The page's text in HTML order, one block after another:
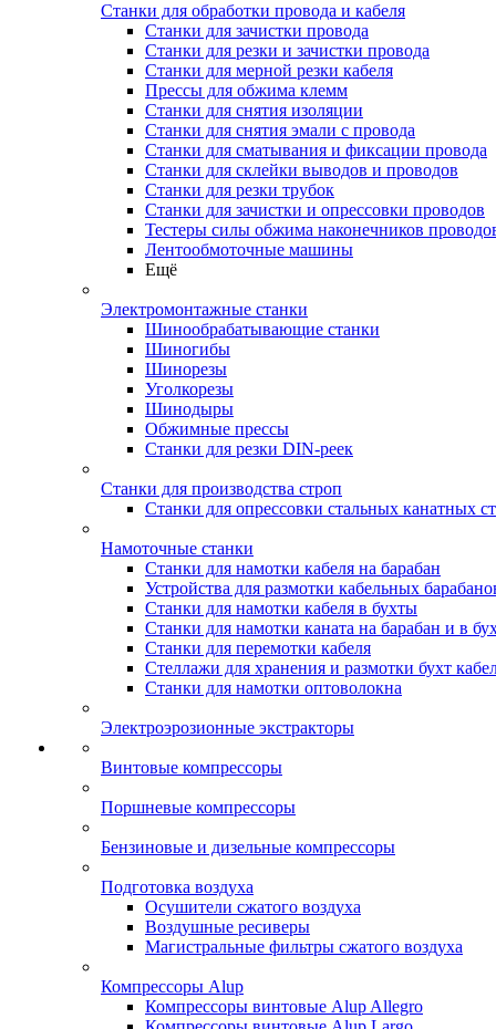
Станки для обработки провода и кабеля
Станки для зачистки провода
Станки для резки и зачистки провода
Станки для мерной резки кабеля
Прессы для обжима клемм
Станки для снятия изоляции
Станки для снятия эмали с провода
Станки для сматывания и фиксации провода
Станки для склейки выводов и проводов
Станки для резки трубок
Станки для зачистки и опрессовки проводов
Тестеры силы обжима наконечников
Лентообмоточные машины
Ещё
Электромонтажные станки
Шинообрабатывающие станки
Шиногибы
Шинорезы
Уголкорезы
Шинодыры
Обжимные прессы
Станки для резки DIN-реек
Станки для производства строп
Станки для опрессовки стальных канатных
Намоточные станки
Станки для намотки кабеля на барабан
Устройства для размотки кабельных
Станки для намотки кабеля в бухты
Станки для намотки каната на барабан и в
Станки для перемотки кабеля
Стеллажи для хранения и размотки бухт
Станки для намотки оптоволокна
Электроэрозионные экстракторы
Винтовые компрессоры
Поршневые компрессоры
Бензиновые и дизельные компрессоры
Подготовка воздуха
Осушители сжатого воздуха
Воздушные ресиверы
Магистральные фильтры сжатого воздуха
Компрессоры Alup
Компрессоры винтовые Alup Allegro